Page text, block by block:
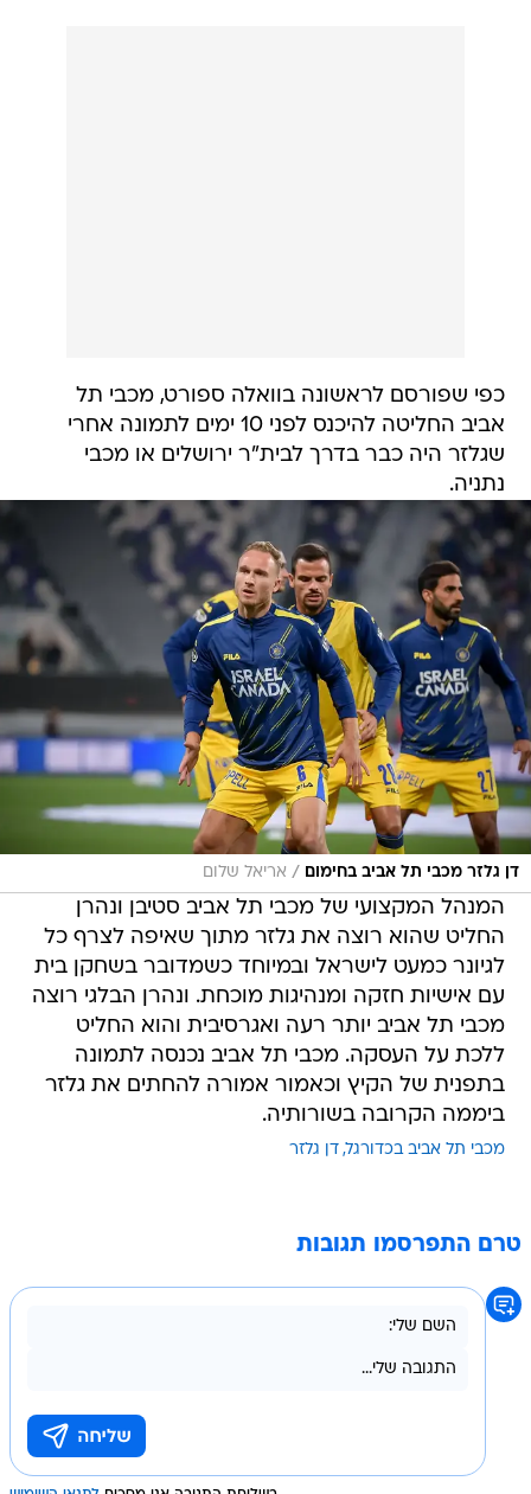
כפי שפורסם לראשונה בוואלה ספורט, מכבי תל
אביב החליטה להיכנס לפני 10 ימים לתמונה אחרי
שגלזר היה כבר בדרך לבית"ר ירושלים או מכבי
נתניה.
דן גלזר מכבי תל אביב בחימום / אריאל שלום
המנהל המקצועי של מכבי תל אביב סטיבן ונהרן
החליט שהוא רוצה את גלזר מתוך שאיפה לצרף כל
לגיונר כמעט לישראל ובמיוחד כשמדובר בשחקן בית
עם אישיות חזקה ומנהיגות מוכחת. ונהרן הבלגי רוצה
מכבי תל אביב יותר רעה ואגרסיבית והוא החליט
ללכת על העסקה. מכבי תל אביב נכנסה לתמונה
בתפנית של הקיץ וכאמור אמורה להחתים את גלזר
ביממה הקרובה בשורותיה.
מכבי תל אביב בכדורגל דן גלזר
טרם התפרסמו תגובות